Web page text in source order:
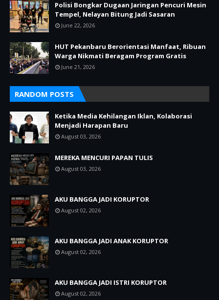
Polisi Bongkar Dugaan Jaringan Pencuri Mesin
Tempel, Nelayan Bitung Jadi Sasaran
June 22, 2026
HUT Pekanbaru Berorientasi Manfaat, Ribuan
Warga Nikmati Beragam Program Gratis
June 21, 2026
RANDOM POSTS
Ketika Media Kehilangan Iklan, Kolaborasi
Menjadi Harapan Baru
August 03, 2026
MEREKA MENCURI PAPAN TULIS
August 03, 2026
AKU BANGGA JADI KORUPTOR
August 02, 2026
AKU BANGGA JADI ANAK KORUPTOR
August 02, 2026
AKU BANGGA JADI ISTRI KORUPTOR
August 02, 2026